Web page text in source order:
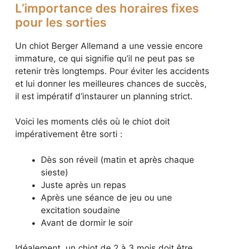
L’importance des horaires fixes
pour les sorties
Un chiot Berger Allemand a une vessie encore
immature, ce qui signifie qu’il ne peut pas se
retenir très longtemps. Pour éviter les accidents
et lui donner les meilleures chances de succès,
il est impératif d’instaurer un planning strict.
Voici les moments clés où le chiot doit
impérativement être sorti :
Dès son réveil (matin et après chaque
sieste)
Juste après un repas
Après une séance de jeu ou une
excitation soudaine
Avant de dormir le soir